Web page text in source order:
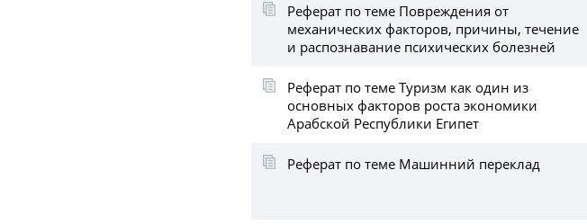
Реферат по теме Повреждения от
механических факторов, причины, течение
и распознавание психических болезней
Реферат по теме Туризм как один из
основных факторов роста экономики
Арабской Республики Египет
Реферат по теме Машинний переклад